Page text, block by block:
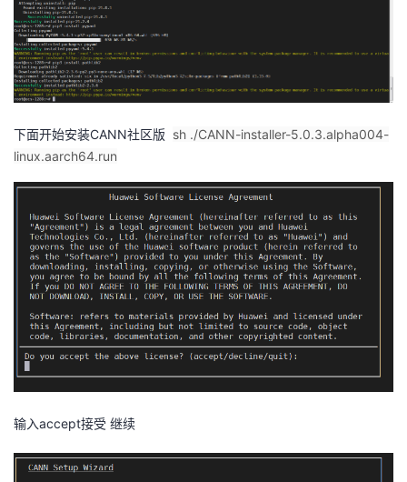
下面开始安装CANN社区版 sh ./CANN-installer-5.0.3.alpha004-
linux.aarch64.run
输入accept接受 继续